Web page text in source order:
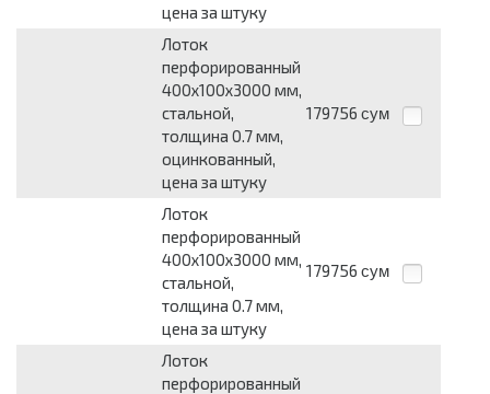
цена за штуку
Лоток
перфорированный
400х100х3000 мм,
стальной,
толщина 0.7 мм,
оцинкованный,
цена за штуку
179756 сум
Лоток
перфорированный
400х100х3000 мм,
стальной,
толщина 0.7 мм,
цена за штуку
179756 сум
Лоток
перфорированный